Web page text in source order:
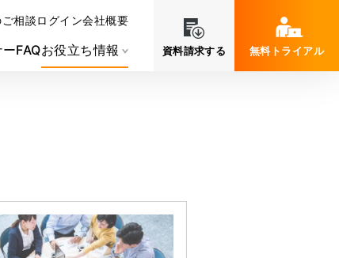
FAQお役立ち情報
相談ログイン会社概要
資料請求する 無料トライアル